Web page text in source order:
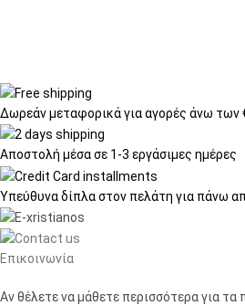
Δωρεάν μεταφορικάγια αγορές άνω των
Αποστολή μέσα σε 1-3 εργάσιμες ημέρες
Υπεύθυνα δίπλα στον πελάτη για πάνω
Επικοινωνία
Αν θέλετε να μάθετε περισσότερα για τα